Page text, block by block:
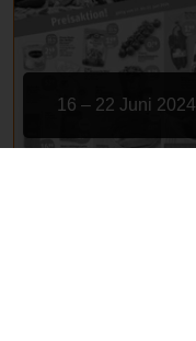
16 – 22 Juni 2024